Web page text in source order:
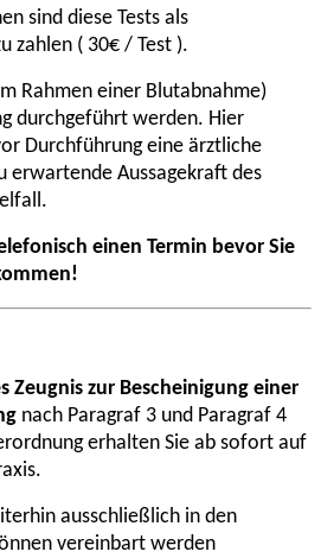
sind diese Tests als
zahlen ( 30€ / Test ).
Rahmen einer Blutabnahme)
durchgeführt werden. Hier
Durchführung eine ärztliche
erwartende Aussagekraft des
einen Termin bevor Sie
Zeugnis zur Bescheinigung einer
nach Paragraf 3 und Paragraf 4
erhalten Sie ab sofort auf
ausschließlich in den
vereinbart werden